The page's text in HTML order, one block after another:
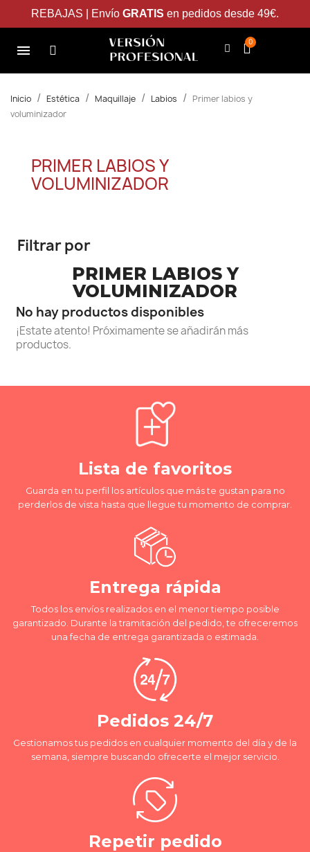
REBAJAS | Envío GRATIS en pedidos desde 49€.
Inicio Estética Maquillaje Labios
Primer labios y
voluminizador
PRIMER LABIOS Y
VOLUMINIZADOR
Filtrar por
PRIMER LABIOS Y
VOLUMINIZADOR
No hay productos disponibles
¡Estate atento! Próximamente se añadirán más
productos.
Lista de favoritos
Guarda en tu perfil los artículos que más te gustan para no
perderlos de vista hasta que llegue tu momento de comprar.
Entrega rápida
Todos los envíos realizados en el menor tiempo posible
garantizado. Durante la tramitación del pedido, te ofreceremos
una fecha de entrega garantizada o estimada.
Pedidos 24/7
Gestionamos tus pedidos en cualquier momento del día y de la
semana, siempre buscando ofrecerte el mejor servicio.
Repetir pedido